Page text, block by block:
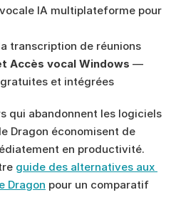
IA multiplateforme pour
transcription de réunions
Accès vocal Windows —
et intégrées
qui abandonnent les logiciels
Dragon économisent de
en productivité.
guide des alternatives aux
Dragon pour un comparatif